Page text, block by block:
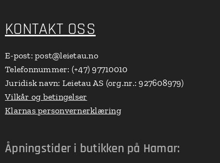
KONTAKT OSS
E-post: post@leietau.no
Telefonnummer: (+47) 97710010
Juridisk navn: Leietau AS (org.nr.: 927608979)
Vilkår og betingelser
Klarnas personvernerklæring
Åpningstider i butikken på Hamar: